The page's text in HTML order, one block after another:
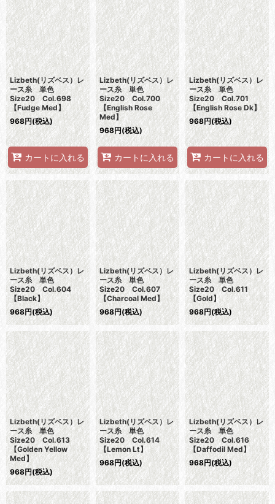
Lizbeth(リズベス）レ
ース糸 単色
Size20 Col.698
【Fudge Med】
968円(税込)
カートに入れる
Lizbeth(リズベス）レ
ース糸 単色
Size20 Col.700
【English Rose
Med】
968円(税込)
カートに入れる
Lizbeth(リズベス）レ
ース糸 単色
Size20 Col.701
【English Rose Dk】
968円(税込)
カートに入れる
Lizbeth(リズベス）レ
ース糸 単色
Size20 Col.604
【Black】
968円(税込)
Lizbeth(リズベス）レ
ース糸 単色
Size20 Col.607
【Charcoal Med】
968円(税込)
Lizbeth(リズベス）レ
ース糸 単色
Size20 Col.611
【Gold】
968円(税込)
Lizbeth(リズベス）レ
ース糸 単色
Size20 Col.613
【Golden Yellow
Med】
968円(税込)
Lizbeth(リズベス）レ
ース糸 単色
Size20 Col.614
【Lemon Lt】
968円(税込)
Lizbeth(リズベス）レ
ース糸 単色
Size20 Col.616
【Daffodil Med】
968円(税込)